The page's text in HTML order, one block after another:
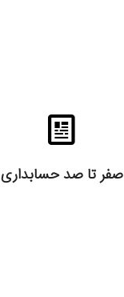
صفر تا صد حسابداری